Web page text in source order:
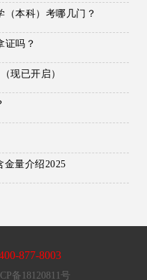
（本科）考哪几门？
证吗？
现已开启）
金量介绍2025
877-8003
备18120811号